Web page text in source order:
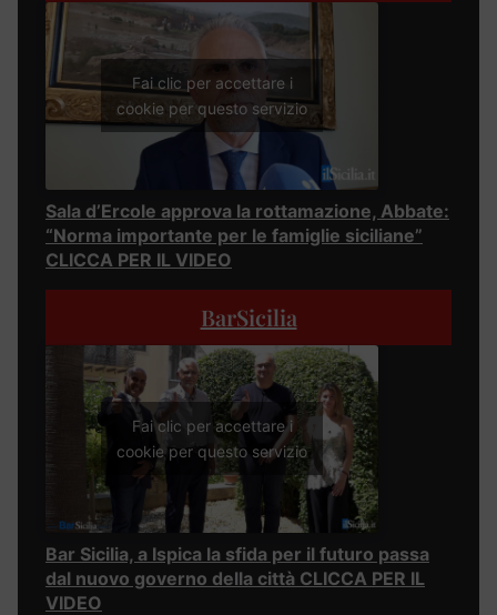
Fai clic per accettare i
cookie per questo servizio
Sala d’Ercole approva la rottamazione, Abbate:
“Norma importante per le famiglie siciliane”
CLICCA PER IL VIDEO
BarSicilia
Fai clic per accettare i
cookie per questo servizio
Bar Sicilia, a Ispica la sfida per il futuro passa
dal nuovo governo della città CLICCA PER IL
VIDEO